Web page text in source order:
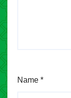
Name *